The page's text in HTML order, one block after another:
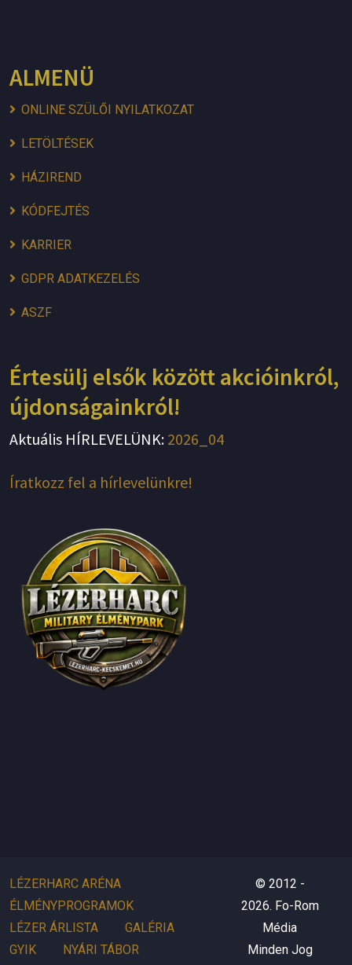
ALMENÜ
ONLINE SZÜLŐI NYILATKOZAT
LETÖLTÉSEK
HÁZIREND
KÓDFEJTÉS
KARRIER
GDPR ADATKEZELÉS
ASZF
Értesülj elsők között akcióinkról,
újdonságainkról!
Aktuális HÍRLEVELÜNK: 2026_04
Íratkozz fel a hírlevelünkre!
LÉZERHARC ARÉNA
ÉLMÉNYPROGRAMOK
LÉZER ÁRLISTA
GALÉRIA
GYIK
NYÁRI TÁBOR
© 2012 -
2026. Fo-Rom
Média
Minden Jog